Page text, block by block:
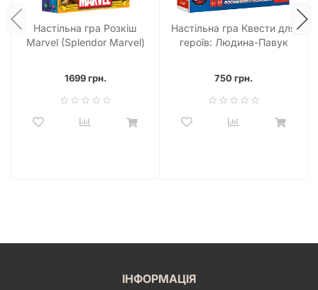
Настільна гра Розкіш
Marvel (Splendor Marvel)
1699 грн.
Настільна гра Квести для
героїв: Людина-Павук
750 грн.
ІНФОРМАЦІЯ